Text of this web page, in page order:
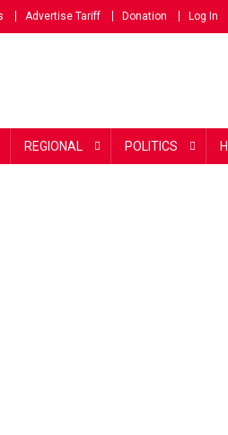
Advertise Tariff Donation Log In
REGIONAL POLITICS